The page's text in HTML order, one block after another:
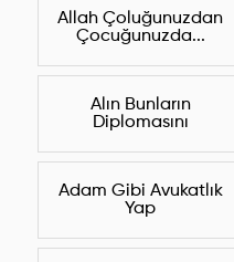
Allah Çoluğunuzdan
Çocuğunuzda...
Alın Bunların
Diplomasını
Adam Gibi Avukatlık
Yap